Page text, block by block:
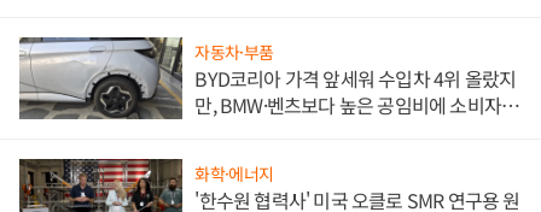
자동차·부품
BYD코리아 가격 앞세워 수입차 4위 올랐지
만, BMW·벤츠보다 높은 공임비에 소비자
화학·에너지
'한수원 협력사' 미국 오클로 SMR 연구용 원